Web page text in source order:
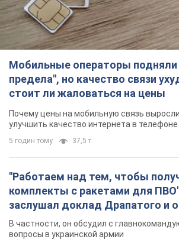
Мобильные операторы
предела", но качество связи
стоит ли жаловаться на цены
Почему цены на мобильную связь
улучшить качество интернета в телефоне
5 годин тому 37,5 т.
"Работаем над тем, чтобы
комплекты с ракетами для
заслушал доклад Драпатого и
новых мерах
В частности, он обсудил с
вопросы в украинской армии